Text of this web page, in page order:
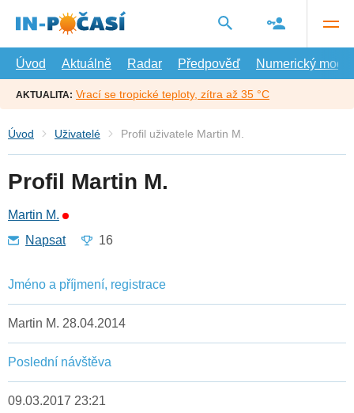
hlavní
Úvod
Aktuálně Radar Předpověď Numerický model
AKTUALITA: Vrací se tropické teploty, zítra až 35 °C
Úvod Uživatelé Profil uživatele Martin M.
Profil Martin M.
Martin M.
Napsat
16
Jméno a příjmení, registrace
Martin M. 28.04.2014
Poslední návštěva
09.03.2017 23:21